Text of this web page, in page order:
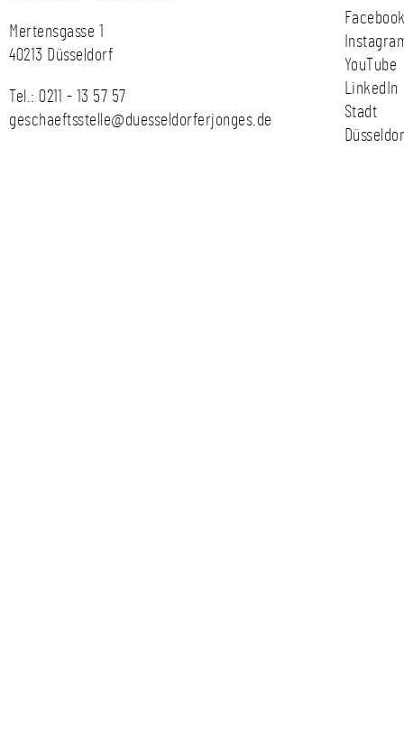
Mertensgasse 1
40213 Düsseldorf
Tel.: 0211 - 13 57 57
geschaeftsstelle@duesseldorferjonges.de
YouTube
LinkedIn
Stadt